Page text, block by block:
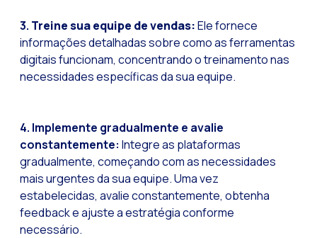
Aumentando a
Validação
3. Treine sua equipe de vendas:Ele fornece
informações detalhadas sobre como as ferramentas
digitais funcionam, concentrando o treinamento nas
necessidades específicas da sua equipe.
4. Implemente gradualmente e avalie
constantemente: Integre as plataformas
gradualmente, começando com as necessidades
mais urgentes da sua equipe. Uma vez
estabelecidas, avalie constantemente, obtenha
feedback e ajuste a estratégia conforme
necessário.